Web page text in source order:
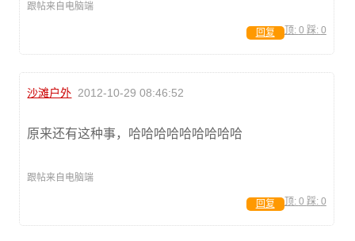
跟帖来自电脑端
顶: 0 踩: 0
回复
沙滩户外 2012-10-29 08:46:52
原来还有这种事，哈哈哈哈哈哈哈哈哈
跟帖来自电脑端
顶: 0 踩: 0
回复